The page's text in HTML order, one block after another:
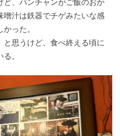
噌汁は鉄器でチゲみたいな感
った。
思うけど、食べ終える頃に
。